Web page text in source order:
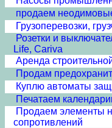
продаем
Грузоперевозки,
Розетки и
Life, Cariva
Аренда
Продам
Куплю автоматы
Печатаем
Продаем элементы
сопротивлений